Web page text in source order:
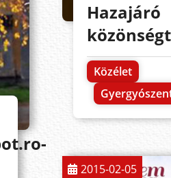
Hazajáró
Közélet
2015-02-05